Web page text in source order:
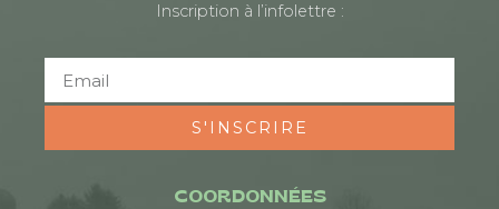
COORDONNÉES
Inscription à l’infolettre :
S'INSCRIRE